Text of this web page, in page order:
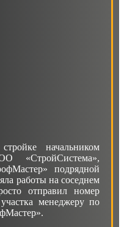
начальником
«СтройСистема»,
подрядной
работы на соседнем
отправил номер
менеджеру по